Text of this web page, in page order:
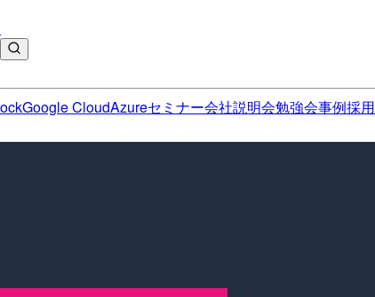
Google CloudAzureセミナー会社説明会勉強会事例採用